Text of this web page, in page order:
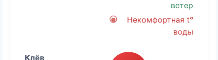
ветер
Некомфортная t°
воды